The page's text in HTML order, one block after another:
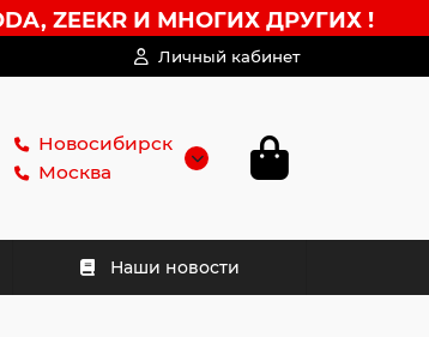
ZEEKR И МНОГИХ ДРУГИХ !
Личный кабинет
Новосибирск
Москва
Наши новости